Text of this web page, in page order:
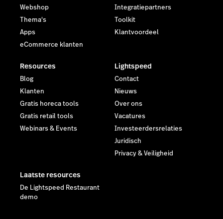
Webshop
Thema's
Apps
eCommerce klanten
Integratiepartners
Toolkit
Klantvoordeel
Resources
Blog
Klanten
Gratis horeca tools
Gratis retail tools
Webinars & Events
Lightspeed
Contact
Nieuws
Over ons
Vacatures
Investeerdersrelaties
Juridisch
Privacy & Veiligheid
Laatste resources
De Lightspeed Restaurant
demo